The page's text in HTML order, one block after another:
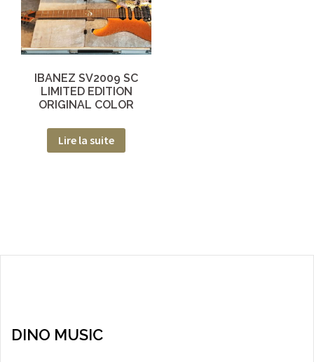
IBANEZ SV2009 SC
LIMITED EDITION
ORIGINAL COLOR
Lire la suite
DINO MUSIC